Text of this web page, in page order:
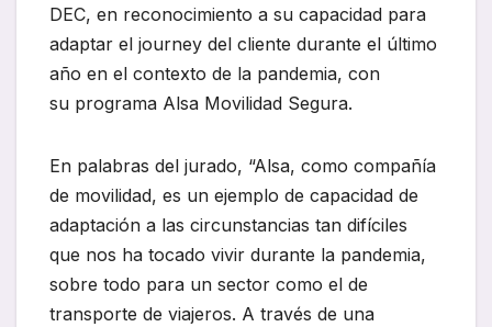
DEC, en reconocimiento a su capacidad para
adaptar el journey del cliente durante el último
año en el contexto de la pandemia, con
su programa Alsa Movilidad Segura.
En palabras del jurado, “Alsa, como compañía
de movilidad, es un ejemplo de capacidad de
adaptación a las circunstancias tan difíciles
que nos ha tocado vivir durante la pandemia,
sobre todo para un sector como el de
transporte de viajeros. A través de una